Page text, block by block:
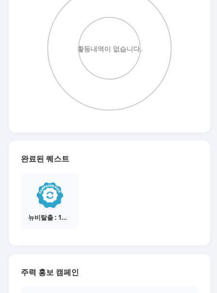
완료된 퀘스트
뉴비탈출 : 1개의 캠페인 선택
주력 홍보 캠페인